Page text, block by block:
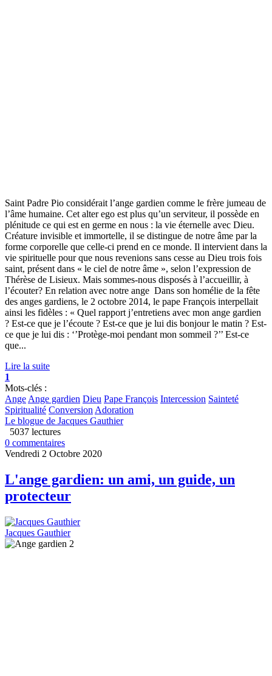
Saint Padre Pio considérait l’ange gardien comme le frère jumeau de
l’âme humaine. Cet alter ego est plus qu’un serviteur, il possède en
plénitude ce qui est en germe en nous : la vie éternelle avec Dieu.
Créature invisible et immortelle, il se distingue de notre âme par la
forme corporelle que celle-ci prend en ce monde. Il intervient dans la
vie spirituelle pour que nous revenions sans cesse au Dieu trois fois
saint, présent dans « le ciel de notre âme », selon l’expression de
Thérèse de Lisieux. Mais sommes-nous disposés à l’accueillir, à
l’écouter? En relation avec notre ange Dans son homélie de la fête
des anges gardiens, le 2 octobre 2014, le pape François interpellait
ainsi les fidèles : « Quel rapport j’entretiens avec mon ange gardien
? Est-ce que je l’écoute ? Est-ce que je lui dis bonjour le matin ? Est-
ce que je lui dis : ‘’Protège-moi pendant mon sommeil ?’’ Est-ce
que...
Lire la suite
1
Mots-clés :
Ange Ange gardien Dieu Pape François Intercession Sainteté
Spiritualité Conversion Adoration
Le blogue de Jacques Gauthier
5037 lectures
0 commentaires
Vendredi 2 Octobre 2020
L'ange gardien: un ami, un guide, un
protecteur
Jacques Gauthier